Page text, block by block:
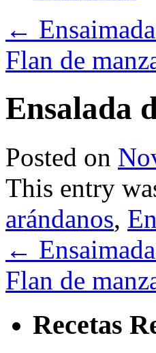
←
Flan de
Ensalada
Posted on
This entry
arándanos,
←
Flan de
Recetas